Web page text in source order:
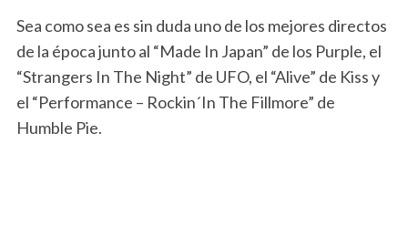
Sea como sea es sin duda uno de los mejores directos
de la época junto al “Made In Japan” de los Purple, el
“Strangers In The Night” de UFO, el “Alive” de Kiss y
el “Performance – Rockin´In The Fillmore” de
Humble Pie.